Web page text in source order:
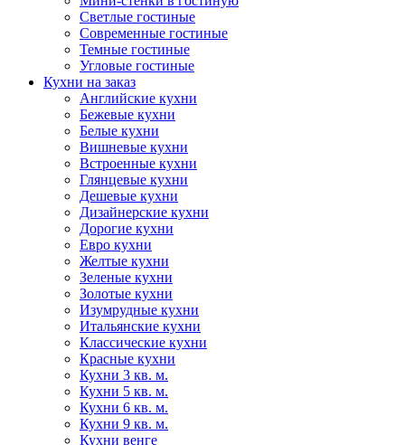
Светлые гостиные
Современные гостиные
Темные гостиные
Угловые гостиные
Кухни на заказ
Английские кухни
Бежевые кухни
Белые кухни
Вишневые кухни
Встроенные кухни
Глянцевые кухни
Дешевые кухни
Дизайнерские кухни
Дорогие кухни
Евро кухни
Желтые кухни
Зеленые кухни
Золотые кухни
Изумрудные кухни
Итальянские кухни
Классические кухни
Красные кухни
Кухни 3 кв. м.
Кухни 5 кв. м.
Кухни 6 кв. м.
Кухни 9 кв. м.
Кухни венге